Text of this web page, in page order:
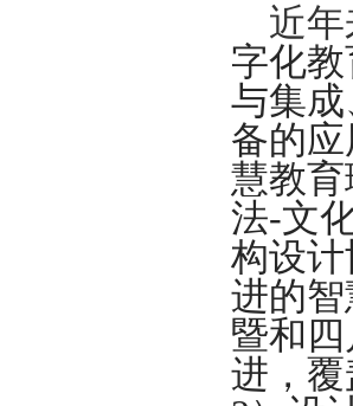
近
字化
与集
备的
慧教
法-文
构设
进的
暨和
进，